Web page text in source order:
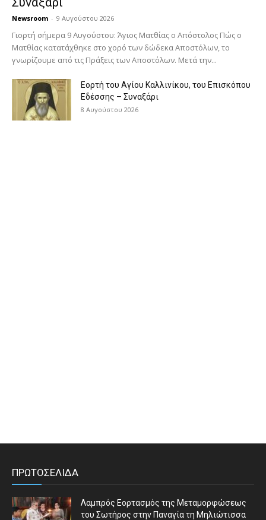
Newsroom - 9 Αυγούστου 2026
Γιορτή σήμερα 9 Αυγούστου: Άγιος Ματθίας ο Απόστολος Πώς ο
Ματθίας κατατάχθηκε στο χορό των δώδεκα Αποστόλων, το
γνωρίζουμε από τις Πράξεις των Αποστόλων. Μετά την...
Εορτή του Αγίου Καλλινίκου, του Επισκόπου
Εδέσσης – Συναξάρι
8 Αυγούστου 2026
ΠΡΩΤΟΣΕΛΙΔΑ
Λαμπρός Εορτασμός της Μεταμορφώσεως
του Σωτήρος στην Παναγία τη Μηλιώτισσα